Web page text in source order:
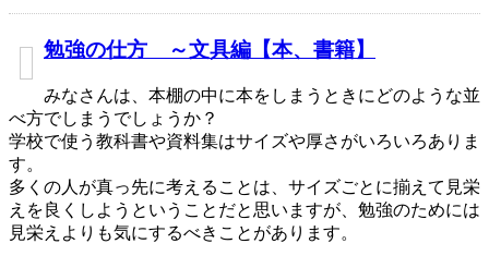
勉強の仕方 ～文具編【本、書籍】
みなさんは、本棚の中に本をしまうときにどのような並
べ方でしまうでしょうか？
学校で使う教科書や資料集はサイズや厚さがいろいろありま
す。
多くの人が真っ先に考えることは、サイズごとに揃えて見栄
えを良くしようということだと思いますが、勉強のためには
見栄えよりも気にするべきことがあります。